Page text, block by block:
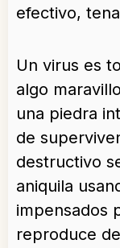
efectivo,
Un virus es
algo
una piedra
de
destructivo
aniquila
impensados
reproduce